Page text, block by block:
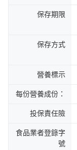
保存期限
保存方式
營養標示
每份營養成份：
投保責任險
食品業者登錄字
號